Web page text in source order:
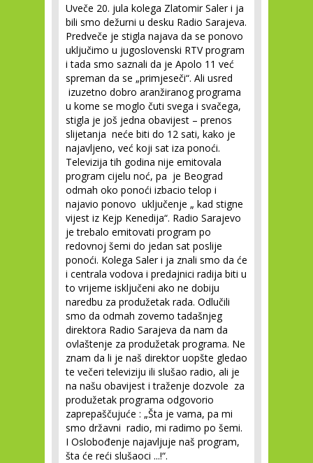
Uveče 20. jula kolega Zlatomir Saler i ja
bili smo dežurni u desku Radio Sarajeva.
Predveče je stigla najava da se ponovo
uključimo u jugoslovenski RTV program
i tada smo saznali da je Apolo 11 već
spreman da se „primjeseči“. Ali usred
izuzetno dobro aranžiranog programa
u kome se moglo čuti svega i svačega,
stigla je još jedna obavijest – prenos
slijetanja neće biti do 12 sati, kako je
najavljeno, već koji sat iza ponoći.
Televizija tih godina nije emitovala
program cijelu noć, pa je Beograd
odmah oko ponoći izbacio telop i
najavio ponovo uključenje „ kad stigne
vijest iz Kejp Kenedija“. Radio Sarajevo
je trebalo emitovati program po
redovnoj šemi do jedan sat poslije
ponoći. Kolega Saler i ja znali smo da će
i centrala vodova i predajnici radija biti u
to vrijeme isključeni ako ne dobiju
naredbu za produžetak rada. Odlučili
smo da odmah zovemo tadašnjeg
direktora Radio Sarajeva da nam da
ovlaštenje za produžetak programa. Ne
znam da li je naš direktor uopšte gledao
te večeri televiziju ili slušao radio, ali je
na našu obavijest i traženje dozvole za
produžetak programa odgovorio
zaprepaščujuće : „Šta je vama, pa mi
smo državni radio, mi radimo po šemi.
I Oslobođenje najavljuje naš program,
šta će reći slušaoci ...!“.